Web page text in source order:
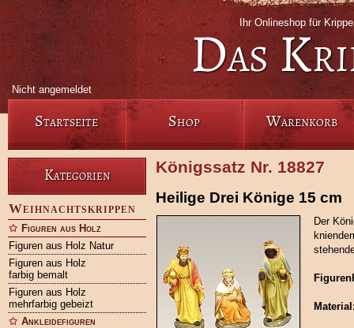
Ihr Onlineshop für
Das
Nicht angemeldet
Startseite Shop Warenkorb
Kategorien
Weihnachtskrippen
Figuren aus Holz
Figuren aus Holz Natur
Figuren aus Holz
farbig bemalt
Figuren aus Holz
mehrfarbig gebeizt
Ankleidefiguren
Königssatz Nr. 18827
Heilige Drei Könige 15 cm
Der